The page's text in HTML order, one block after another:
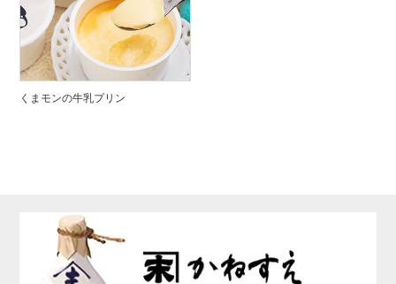
くまモンの牛乳プリン